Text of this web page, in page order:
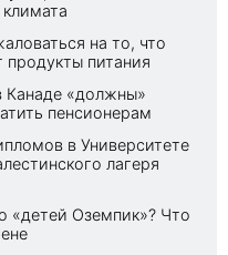
на то, что
питания
«должны»
пенсионерам
в Университете
лагеря
«детей Оземпик»? Что